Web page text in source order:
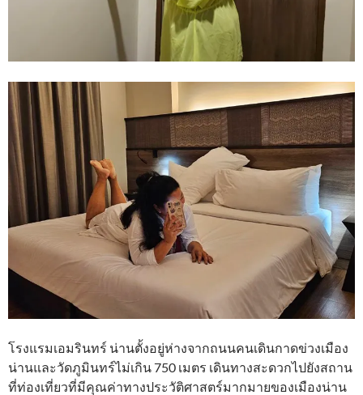
โรงแรมเอมรินทร์ น่านตั้งอยู่ห่างจากถนนคนเดินกาดข่วงเมือง
น่านและวัดภูมินทร์ไม่เกิน 750 เมตร เดินทางสะดวกไปยังสถาน
ที่ท่องเที่ยวที่มีคุณค่าทางประวัติศาสตร์มากมายของเมืองน่าน